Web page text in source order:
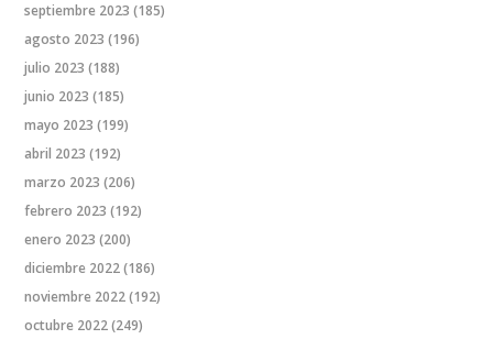
septiembre 2023 (185)
agosto 2023 (196)
julio 2023 (188)
junio 2023 (185)
mayo 2023 (199)
abril 2023 (192)
marzo 2023 (206)
febrero 2023 (192)
enero 2023 (200)
diciembre 2022(186)
noviembre 2022(192)
octubre 2022(249)